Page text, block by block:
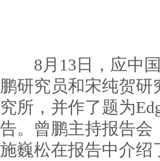
8月13日，应中国
鹏研究员和宋纯贺
究所，并作了题为
告。曾鹏主持报告会
施巍松在报告中介绍